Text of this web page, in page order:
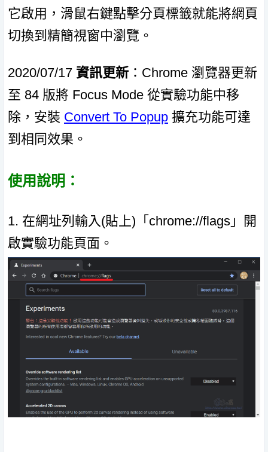
它啟用，滑鼠右鍵點擊分頁標籤就能將網頁
切換到精簡視窗中瀏覽。
2020/07/17 資訊更新 ：Chrome 瀏覽器更新
至 84 版將 Focus Mode 從實驗功能中移
除，安裝 Convert To Popup 擴充功能可達
到相同效果。
使用說明：
1. 在網址列輸入(貼上)「chrome://flags」開
啟實驗功能頁面。